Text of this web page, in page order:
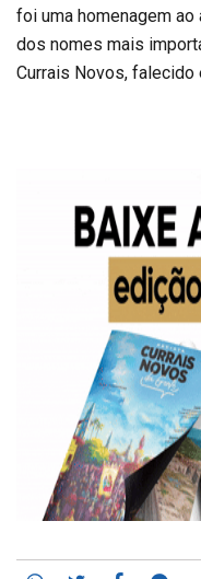
foi uma homenagem
dos nomes mais
Currais Novos, falecido